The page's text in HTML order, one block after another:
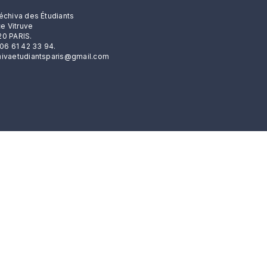
des Étudiants
Vitruve
PARIS.
61 42 33 94.